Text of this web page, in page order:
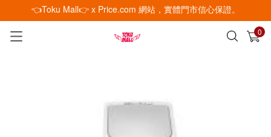
👈Toku Mall👉 x Price.com 網站，實體門市信心保證。
0
已加入購物車 查看